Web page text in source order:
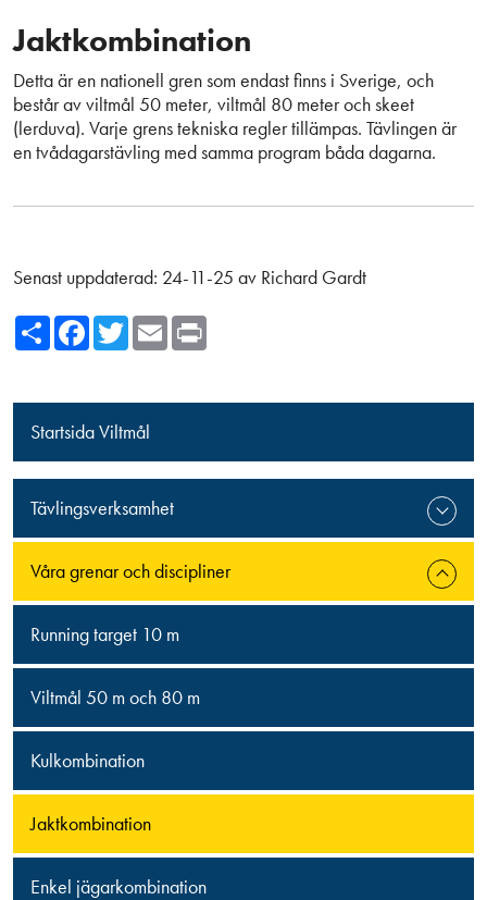
Startsida Viltmål
Tävlingsverksamhet
Våra grenar och discipliner
Running target 10 m
Viltmål 50 m och 80 m
Kulkombination
Jaktkombination
Enkel jägarkombination
Jaktkombination
Detta är en nationell gren som endast finns i Sverige, och
består av viltmål 50 meter, viltmål 80 meter och skeet
(lerduva). Varje grens tekniska regler tillämpas. Tävlingen är
en tvådagarstävling med samma program båda dagarna.
Senast uppdaterad: 24-11-25 av Richard Gardt
ShareFacebook
TwitterEmail